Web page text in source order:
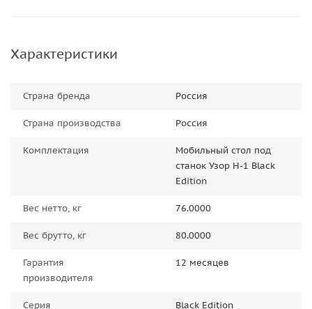
Характеристики
Страна бренда Россия
Страна производства Россия
Комплектация
Мобильный стол под
станок Узор Н-1 Black
Edition
Вес нетто, кг 76.0000
Вес брутто, кг 80.0000
Гарантия
производителя
12 месяцев
Серия Black Edition